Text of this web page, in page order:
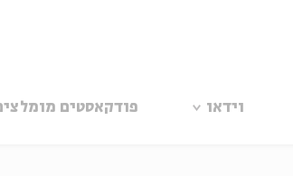
וידאו פודקאסטים